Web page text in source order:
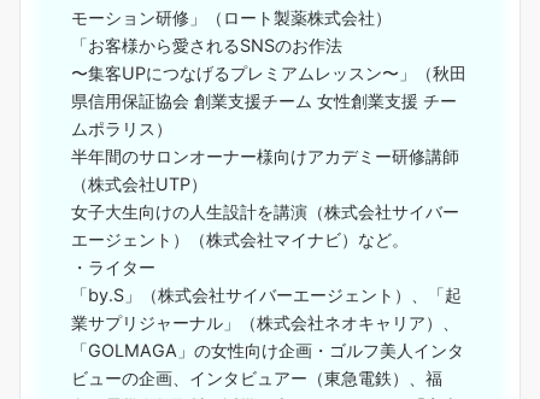
モーション研修」（ロート製薬株式会社）
「お客様から愛されるSNSのお作法
〜集客UPにつなげるプレミアムレッスン〜」（秋田
県信用保証協会 創業支援チーム 女性創業支援 チー
ムポラリス）
半年間のサロンオーナー様向けアカデミー研修講師
（株式会社UTP）
女子大生向けの人生設計を講演（株式会社サイバー
エージェント）（株式会社マイナビ）など。
・ライター
「by.S」（株式会社サイバーエージェント）、「起
業サプリジャーナル」（株式会社ネオキャリア）、
「GOLMAGA」の女性向け企画・ゴルフ美人インタ
ビューの企画、インタビュアー（東急電鉄）、福